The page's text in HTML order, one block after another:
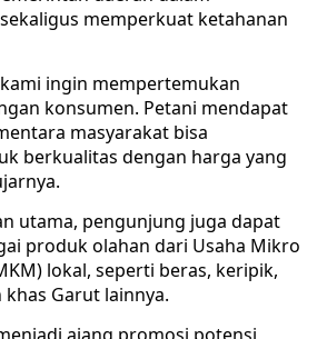
memperkuat ketahanan
ingin mempertemukan
konsumen. Petani mendapat
masyarakat bisa
berkualitas dengan harga yang
utama, pengunjung juga dapat
produk olahan dari Usaha Mikro
lokal, seperti beras, keripik,
Garut lainnya.